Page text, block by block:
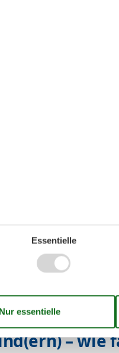
Strand ist der
Mitarbeiter
– wie
Essentielle